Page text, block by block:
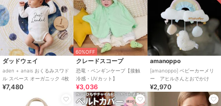
ダッドウェイ
aden + anais おくるみスワド
ル スペース オーガニック 4枚
¥7,480
60%OFF
クレードスコープ
恐竜・ペンギンケープ【接触
冷感・UVカット】
¥3,036
amanoppo
[amanoppo] ベビーカーメリ
ー アヒルさんとおでかけ
¥2,970